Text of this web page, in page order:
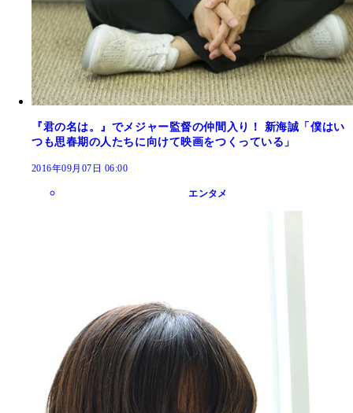
『君の名は。』でメジャー監督の仲間入り！ 新海誠「僕はい
つも思春期の人たちに向けて映画をつくっている」
2016年09月07日 06:00
エンタメ